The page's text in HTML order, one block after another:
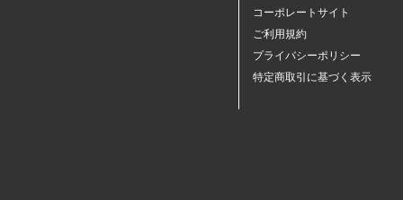
コーポレートサイト
ご利用規約
プライバシーポリシー
特定商取引に基づく表示